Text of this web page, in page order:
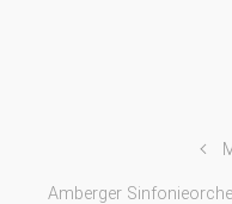
Amberger